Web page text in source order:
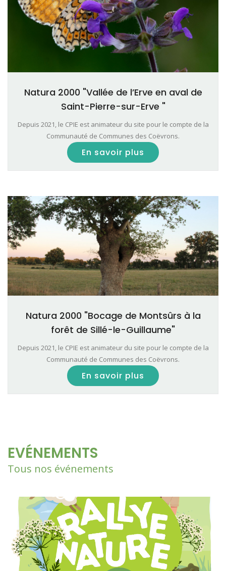
Natura 2000 "Vallée de l’Erve en aval de
Saint-Pierre-sur-Erve "
Depuis 2021, le CPIE est animateur du site pour le compte de la
Communauté de Communes des Coëvrons.
En savoir plus
Natura 2000 "Bocage de Montsûrs à la
forêt de Sillé-le-Guillaume"
Depuis 2021, le CPIE est animateur du site pour le compte de la
Communauté de Communes des Coëvrons.
En savoir plus
EVÉNEMENTS
Tous nos événements